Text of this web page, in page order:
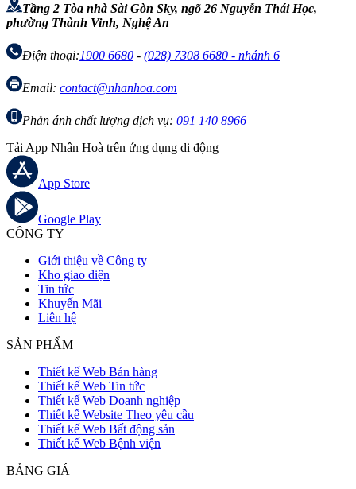
Tầng 2 Tòa nhà Sài Gòn Sky, ngõ 26 Nguyễn Thái Học,
phường Thành Vinh, Nghệ An
Điện thoại:1900 6680 - (028) 7308 6680 - nhánh 6
Email: contact@nhanhoa.com
Phản ánh chất lượng dịch vụ: 091 140 8966
Tải App Nhân Hoà trên ứng dụng di động
App Store
Google Play
CÔNG TY
Giới thiệu về Công ty
Kho giao diện
Tin tức
Khuyến Mãi
Liên hệ
SẢN PHẨM
Thiết kế Web Bán hàng
Thiết kế Web Tin tức
Thiết kế Web Doanh nghiệp
Thiết kế Website Theo yêu cầu
Thiết kế Web Bất động sản
Thiết kế Web Bệnh viện
BẢNG GIÁ